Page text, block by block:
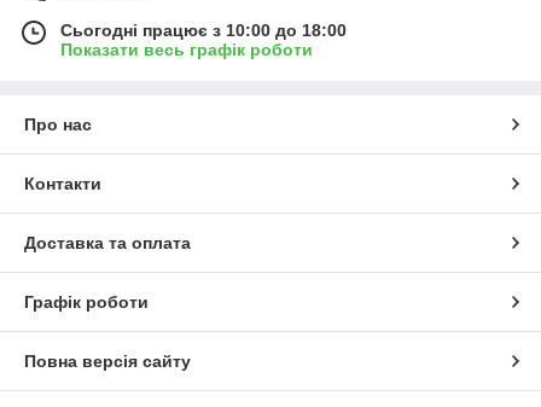
Сьогодні працює з 10:00 до 18:00
Показати весь графік роботи
Про нас
Контакти
Доставка та оплата
Графік роботи
Повна версія сайту